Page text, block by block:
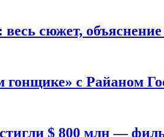
сюжет,
с Райаном
$ 800 млн —